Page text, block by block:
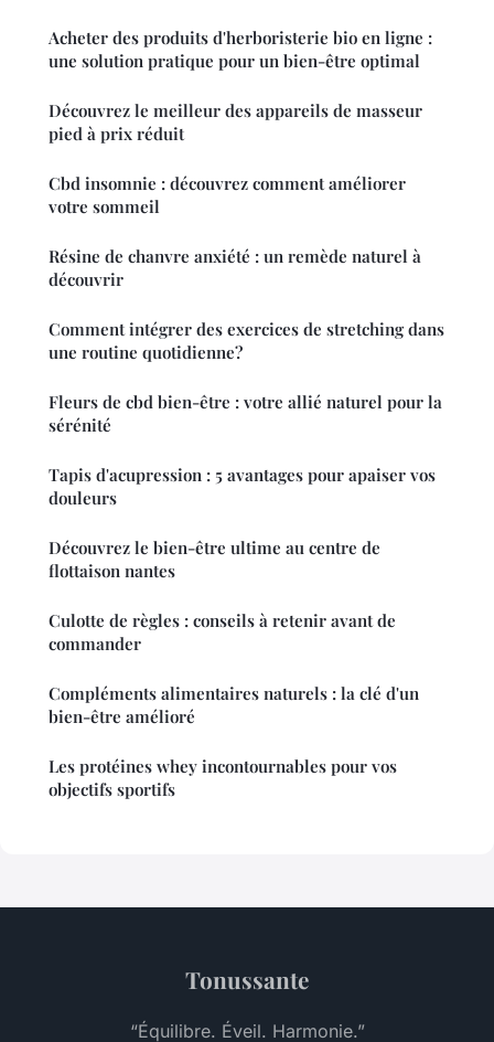
Acheter des produits d'herboristerie bio en ligne :
une solution pratique pour un bien-être optimal
Découvrez le meilleur des appareils de masseur
pied à prix réduit
Cbd insomnie : découvrez comment améliorer
votre sommeil
Résine de chanvre anxiété : un remède naturel à
découvrir
Comment intégrer des exercices de stretching dans
une routine quotidienne?
Fleurs de cbd bien-être : votre allié naturel pour la
sérénité
Tapis d'acupression : 5 avantages pour apaiser vos
douleurs
Découvrez le bien-être ultime au centre de
flottaison nantes
Culotte de règles : conseils à retenir avant de
commander
Compléments alimentaires naturels : la clé d'un
bien-être amélioré
Les protéines whey incontournables pour vos
objectifs sportifs
Tonussante
“Équilibre. Éveil. Harmonie.”